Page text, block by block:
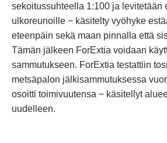
sekoitussuhteella 1:100 ja levitetään
ulkoreunoille − käsitelty vyöhyke
eteenpäin sekä maan pinnalla että
Tämän jälkeen ForExtia voidaan
sammutukseen. ForExtia testattiin
metsäpalon jälkisammutuksessa
osoitti toimivuutensa − käsitellyt
uudelleen.